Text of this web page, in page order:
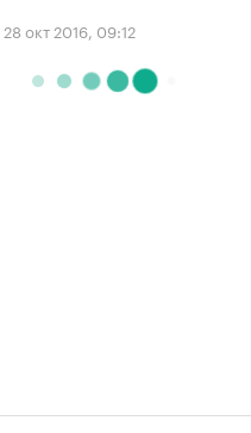
28 окт 2016, 09:12